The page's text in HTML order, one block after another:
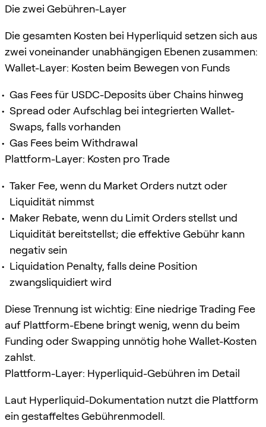
Die zwei Gebühren-Layer
Die gesamten Kosten bei Hyperliquid setzen sich aus
zwei voneinander unabhängigen Ebenen zusammen:
Wallet-Layer: Kosten beim Bewegen von Funds
Gas Fees für USDC-Deposits über Chains hinweg
Spread oder Aufschlag bei integrierten Wallet-
Swaps, falls vorhanden
Gas Fees beim Withdrawal
Plattform-Layer: Kosten pro Trade
Taker Fee, wenn du Market Orders nutzt oder
Liquidität nimmst
Maker Rebate, wenn du Limit Orders stellst und
Liquidität bereitstellst; die effektive Gebühr kann
negativ sein
Liquidation Penalty, falls deine Position
zwangsliquidiert wird
Diese Trennung ist wichtig: Eine niedrige Trading Fee
auf Plattform-Ebene bringt wenig, wenn du beim
Funding oder Swapping unnötig hohe Wallet-Kosten
zahlst.
Plattform-Layer: Hyperliquid-Gebühren im Detail
Laut Hyperliquid-Dokumentation nutzt die Plattform
ein gestaffeltes Gebührenmodell.